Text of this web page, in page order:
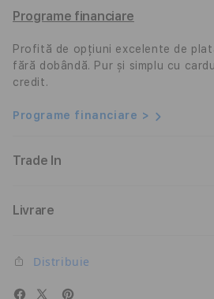
Albastru
Programe financiare
Profită de opțiuni excelente de
fără dobândă. Pur și simplu cu
credit.
Programe financiare >
Trade In
Livrare
Distribuie